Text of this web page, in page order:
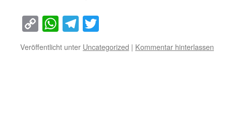
Copy
Link
WhatsApp
Telegram
Veröffentlicht unter Uncategorized | Kommentar hinterlassen